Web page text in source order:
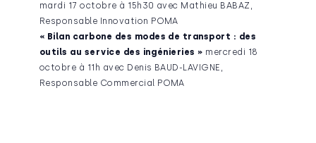
mardi 17 octobre à 15h30 avec Mathieu BABAZ,
Responsable Innovation POMA
« Bilan carbone des modes de transport : des
outils au service des ingénieries » mercredi 18
octobre à 11h avec Denis BAUD-LAVIGNE,
Responsable Commercial POMA